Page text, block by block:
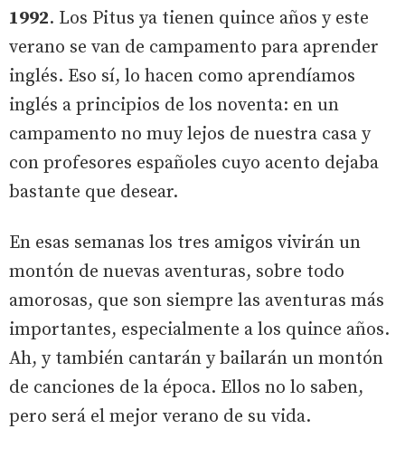
1992. Los Pitus ya tienen quince años y este
verano se van de campamento para aprender
inglés. Eso sí, lo hacen como aprendíamos
inglés a principios de los noventa: en un
campamento no muy lejos de nuestra casa y
con profesores españoles cuyo acento dejaba
bastante que desear.
En esas semanas los tres amigos vivirán un
montón de nuevas aventuras, sobre todo
amorosas, que son siempre las aventuras más
importantes, especialmente a los quince años.
Ah, y también cantarán y bailarán un montón
de canciones de la época. Ellos no lo saben,
pero será el mejor verano de su vida.